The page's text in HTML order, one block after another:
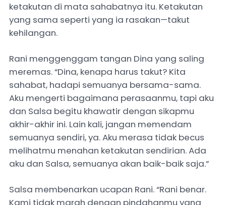
ketakutan di mata sahabatnya itu. Ketakutan
yang sama seperti yang ia rasakan—takut
kehilangan.
Rani menggenggam tangan Dina yang saling
meremas. “Dina, kenapa harus takut? Kita
sahabat, hadapi semuanya bersama-sama.
Aku mengerti bagaimana perasaanmu, tapi aku
dan Salsa begitu khawatir dengan sikapmu
akhir-akhir ini. Lain kali, jangan memendam
semuanya sendiri, ya. Aku merasa tidak becus
melihatmu menahan ketakutan sendirian. Ada
aku dan Salsa, semuanya akan baik-baik saja.”
Salsa membenarkan ucapan Rani. “Rani benar.
Kami tidak marah dengan pindahanmu yang